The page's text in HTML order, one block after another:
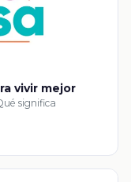
vivir mejor
significa